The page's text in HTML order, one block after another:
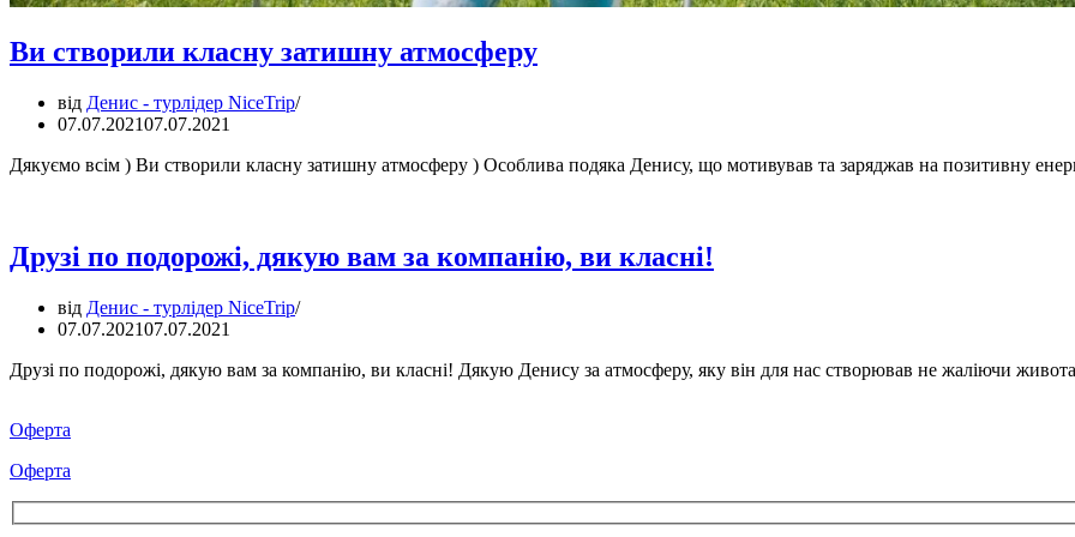
Ви створили класну затишну атмосферу
від Денис - турлідер NiceTrip
07.07.202107.07.2021
Дякуємо всім ) Ви створили класну затишну атмосферу ) Особлива подяка Денису, що мотивував та заряджав на позитивну
Друзі по подорожі, дякую вам за компанію, ви класні!
від Денис - турлідер NiceTrip
07.07.202107.07.2021
Друзі по подорожі, дякую вам за компанію, ви класні! Дякую Денису за атмосферу, яку він для нас створював не жаліючи
Оферта
Оферта